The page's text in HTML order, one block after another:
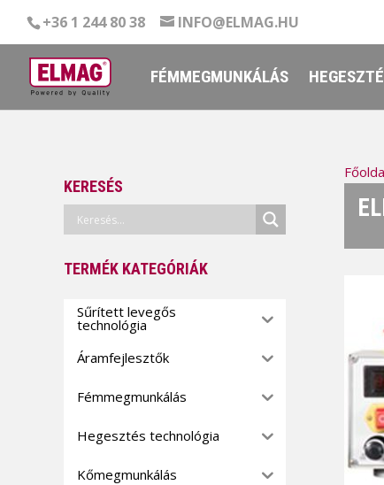
+36 1 244 80 38 INFO@ELMAG.HU
FÉMMEGMUNKÁLÁS
KERESÉS
TERMÉK KATEGÓRIÁK
Sűrített levegős
technológia
Áramfejlesztők
Fémmegmunkálás
Hegesztés technológia
Kőmegmunkálás